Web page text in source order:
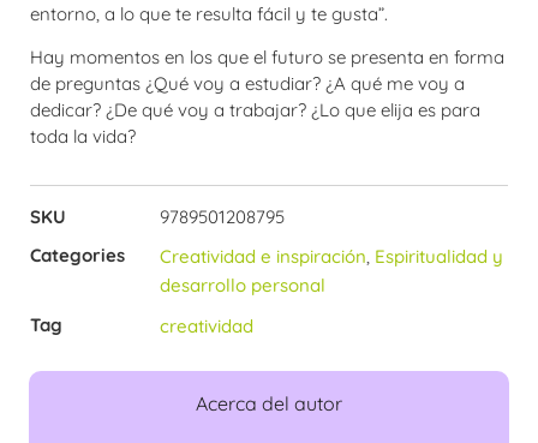
entorno, a lo que te resulta fácil y te gusta”.
Hay momentos en los que el futuro se presenta en forma
de preguntas ¿Qué voy a estudiar? ¿A qué me voy a
dedicar? ¿De qué voy a trabajar? ¿Lo que elija es para
toda la vida?
SKU
9789501208795
Categories
Creatividad e inspiración, Espiritualidad y
desarrollo personal
Tag
creatividad
Acerca del autor